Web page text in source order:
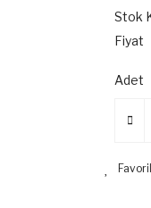
Stok
Fiyat
Adet